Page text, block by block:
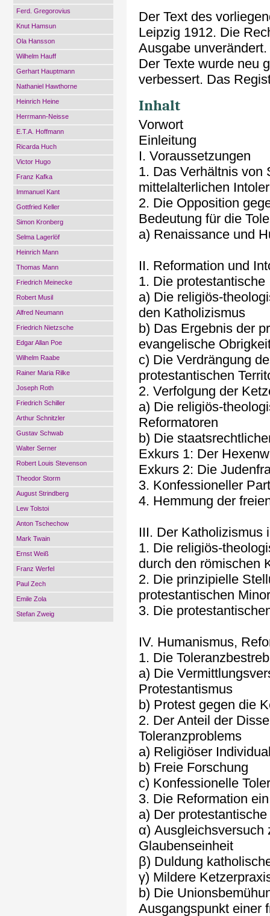
Ferd. Gregorovius
Knut Hamsun
Ola Hansson
Wilhelm Hauff
Gerhart Hauptmann
Nathaniel Hawthorne
Heinrich Heine
Herrmann-Neisse
E.T.A. Hoffmann
Ricarda Huch
Victor Hugo
Franz Kafka
Immanuel Kant
Gottfried Keller
Simon Kronberg
Selma Lagerlöf
Heinrich Mann
Thomas Mann
Friedrich Meinecke
Robert Musil
Alfred Neumann
Friedrich Nietzsche
Edgar Allan Poe
Wilhelm Raabe
Rainer Maria Rilke
Joseph Roth
Friedrich Schiller
Arthur Schnitzler
Gustav Schwab
Walter Serner
Robert Louis Stevenson
Theodor Storm
August Strindberg
Lew Tolstoi
Anton Tschechow
Mark Twain
Ernst Weiß
Franz Werfel
Paul Zech
Emile Zola
Stefan Zweig
Der Text des
Leipzig 1912. Die
Ausgabe
Der Texte wurde neu
verbessert. Das
Inhalt
Vorwort
Einleitung
I. Voraussetzungen
1. Das Verhältnis von
mittelalterlichen
2. Die Opposition
Bedeutung für die
a) Renaissance und
II. Reformation und
1. Die
a) Die religiös-
den Katholizismus
b) Das Ergebnis der
evangelische
c) Die Verdrängung
protestantischen
2. Verfolgung der
a) Die religiös-
Reformatoren
b) Die
Exkurs 1: Der
Exkurs 2: Die
3. Konfessioneller
4. Hemmung der
III. Der Katholizismus
1. Die religiös-
durch den römischen
2. Die prinzipielle
protestantischen
3. Die
IV. Humanismus,
1. Die
a) Die
Protestantismus
b) Protest gegen die
2. Der Anteil der
Toleranzproblems
a) Religiöser
b) Freie Forschung
c) Konfessionelle
3. Die Reformation
a) Der
α) Ausgleichsversuch
Glaubenseinheit
β) Duldung
γ) Mildere
b) Die
Ausgangspunkt einer